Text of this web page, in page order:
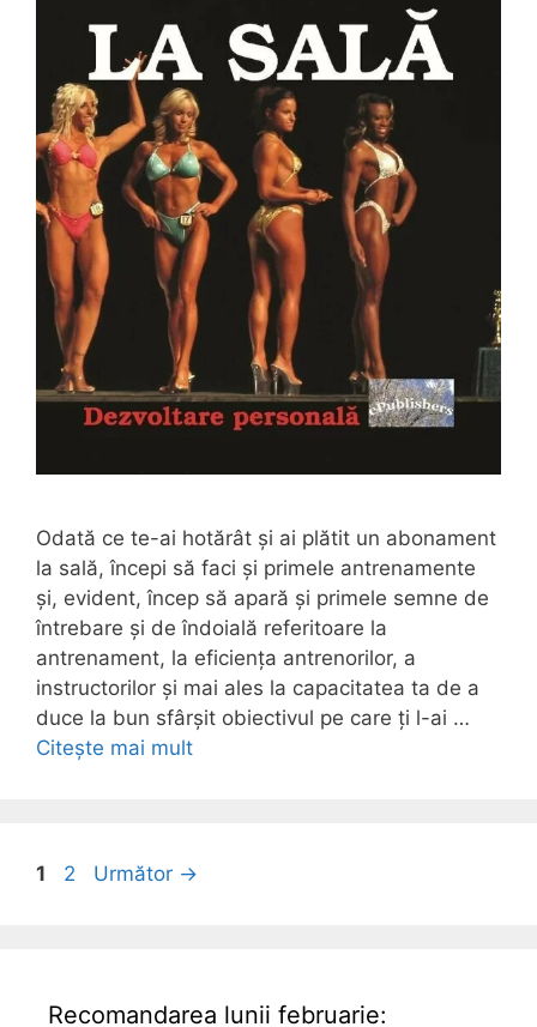
Odată ce te-ai hotărât și ai plătit un abonament
la sală, începi să faci și primele antrenamente
și, evident, încep să apară și primele semne de
întrebare și de îndoială referitoare la
antrenament, la eficiența antrenorilor, a
instructorilor și mai ales la capacitatea ta de a
duce la bun sfârșit obiectivul pe care ți l-ai …
Citește mai mult
Pagina
1 Pagina
2 Următor →
Recomandarea lunii februarie: